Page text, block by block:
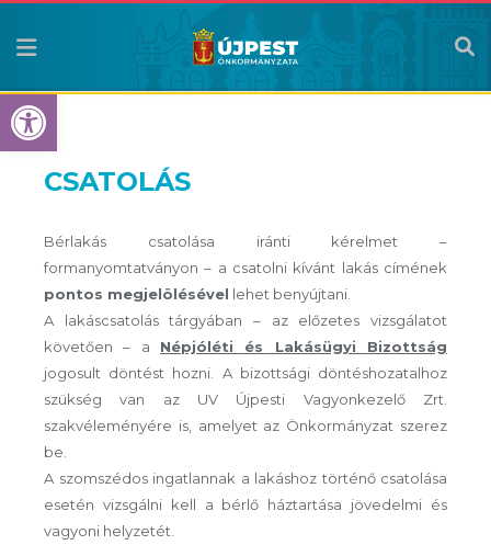
Eszköztár megnyitása
CSATOLÁS
Bérlakás csatolása iránti kérelmet –
formanyomtatványon – a csatolni kívánt lakás címének
pontos megjelölésével lehet benyújtani.
A lakáscsatolás tárgyában – az előzetes vizsgálatot
követően – a Népjóléti és Lakásügyi Bizottság
jogosult döntést hozni. A bizottsági döntéshozatalhoz
szükség van az UV Újpesti Vagyonkezelő Zrt.
szakvéleményére is, amelyet az Önkormányzat szerez
be.
A szomszédos ingatlannak a lakáshoz történő csatolása
esetén vizsgálni kell a bérlő háztartása jövedelmi és
vagyoni helyzetét.